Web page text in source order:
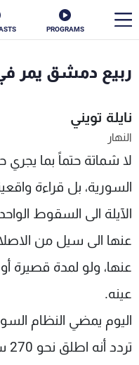
PROGRAMS
ربيع دمشق يمر
نايلة تويني
النهار
لا شماتة حتماً بما
السورية، بل قراءة
الآيلة الى السقوط
عنها الى سيل من
عنها، ولو لمدة قصيرة
عينه.
اليوم يمضي النظام
الأخبار
سياسة
إقتصاد
منوعات
البرامج
شاهد البرامج
الترددات